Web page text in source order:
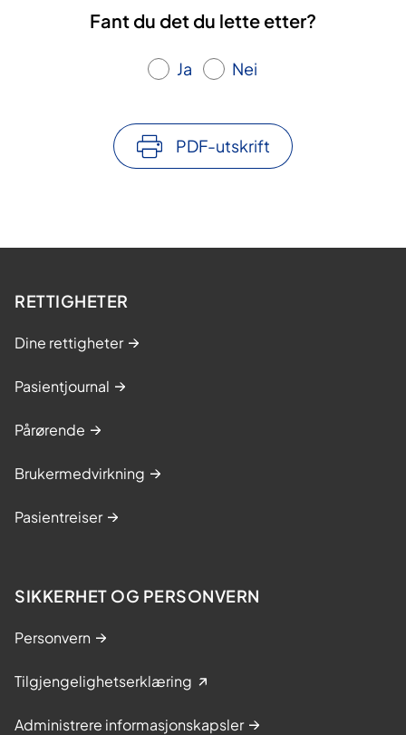
Fant du det du lette etter?
Ja Nei
PDF-utskrift
RETTIGHETER
Dine rettigheter
Pasientjournal
Pårørende
Brukermedvirkning
Pasientreiser
SIKKERHET OG PERSONVERN
Personvern
Tilgjengelighetserklæring
Administrere informasjonskapsler